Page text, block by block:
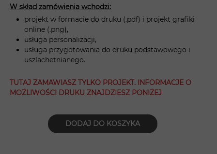
W skład zamówienia wchodzi:
projekt w formacie do druku (.pdf) i projekt grafiki
online (.png),
usługa personalizacji,
usługa przygotowania do druku podstawowego i
uszlachetnianego.
TUTAJ ZAMAWIASZ TYLKO PROJEKT. INFORMACJE O
MOŻLIWOŚCI DRUKU ZNAJDZIESZ PONIŻEJ
DODAJ DO KOSZYKA